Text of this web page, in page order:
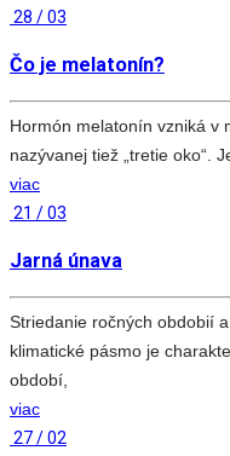
28 / 03
Čo je melatonín?
Hormón melatonín vzniká v
nazývanej tiež „tretie oko“.
viac
21 / 03
Jarná únava
Striedanie ročných obdobií
klimatické pásmo je
období,
viac
27 / 02